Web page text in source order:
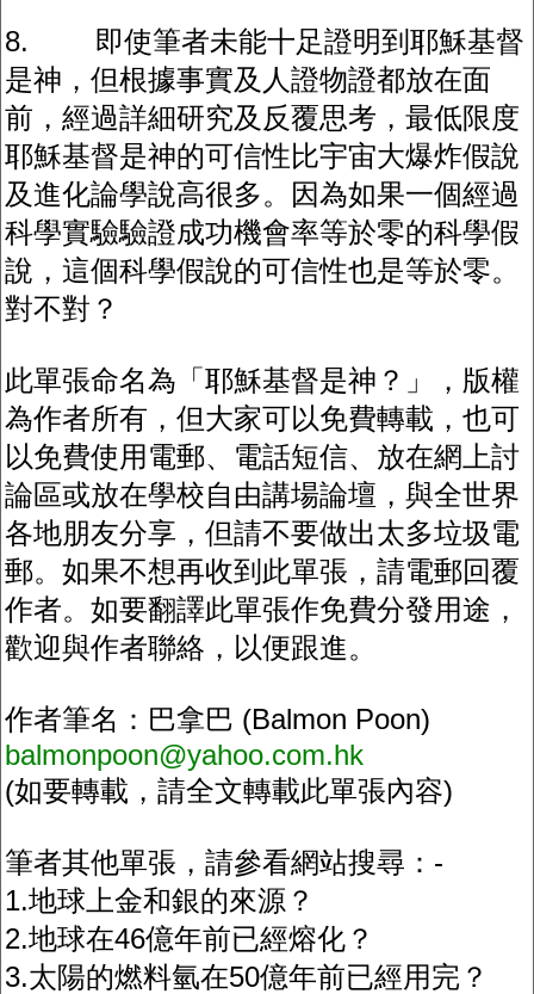
8. 即使筆者未能十足證明到耶穌基督
是神，但根據事實及人證物證都放在面
前，經過詳細研究及反覆思考，最低限度
耶穌基督是神的可信性比宇宙大爆炸假說
及進化論學說高很多。因為如果一個經過
科學實驗驗證成功機會率等於零的科學假
說，這個科學假說的可信性也是等於零。
對不對？
此單張命名為「耶穌基督是神？」，版權
為作者所有，但大家可以免費轉載，也可
以免費使用電郵、電話短信、放在網上討
論區或放在學校自由講場論壇，與全世界
各地朋友分享，但請不要做出太多垃圾電
郵。如果不想再收到此單張，請電郵回覆
作者。如要翻譯此單張作免費分發用途，
歡迎與作者聯絡，以便跟進。
作者筆名：巴拿巴 (Balmon Poon)
balmonpoon@yahoo.com.hk
(如要轉載，請全文轉載此單張內容)
筆者其他單張，請參看網站搜尋：-
1.地球上金和銀的來源？
2.地球在46億年前已經熔化？
3.太陽的燃料氫在50億年前已經用完？